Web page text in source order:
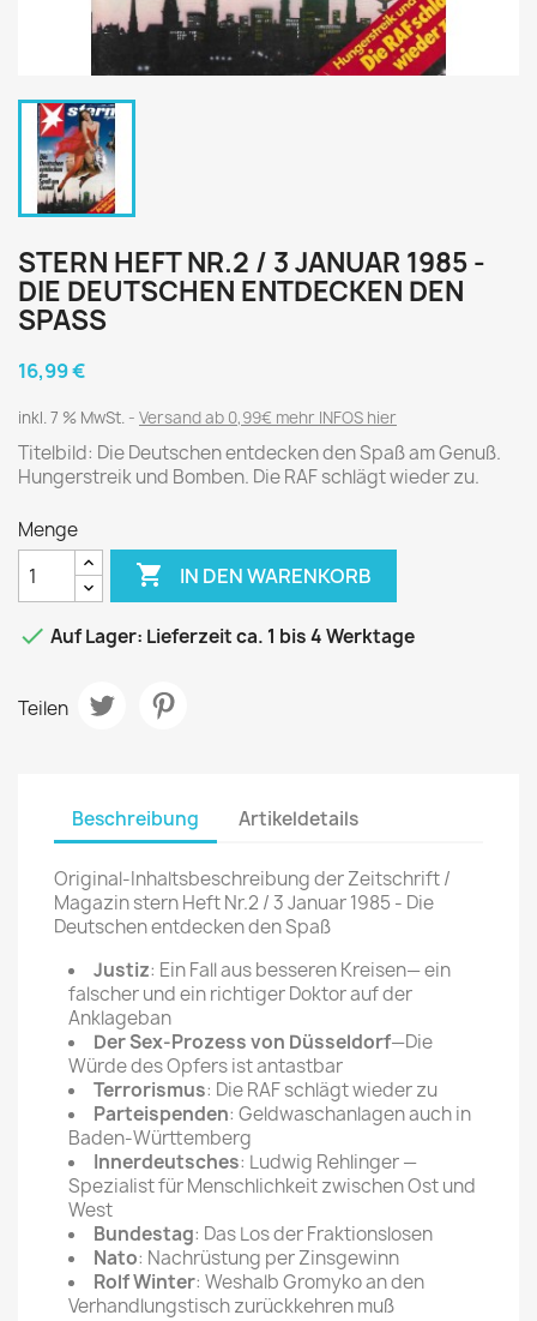
STERN HEFT NR.2 / 3 JANUAR 1985 -
DIE DEUTSCHEN ENTDECKEN DEN
SPASS
16,99 €
inkl. 7 % MwSt. Versand ab 0,99€ mehr INFOS hier
Titelbild: Die Deutschen entdecken den Spaß am Genuß.
Hungerstreik und Bomben. Die RAF schlägt wieder zu.
Menge
 IN DEN WARENKORB
 Auf Lager: Lieferzeit ca. 1 bis 4 Werktage
Teilen
Beschreibung Artikeldetails
Original-Inhaltsbeschreibung der Zeitschrift /
Magazin stern Heft Nr.2 / 3 Januar 1985 - Die
Deutschen entdecken den Spaß
Justiz: Ein Fall aus besseren Kreisen— ein
falscher und ein richtiger Doktor auf der
Anklageban
Der Sex-Prozess von Düsseldorf—Die
Würde des Opfers ist antastbar
Terrorismus: Die RAF schlägt wieder zu
Parteispenden: Geldwaschanlagen auch in
Baden-Württemberg
Innerdeutsches: Ludwig Rehlinger —
Spezialist für Menschlichkeit zwischen Ost und
West
Bundestag: Das Los der Fraktionslosen
Nato: Nachrüstung per Zinsgewinn
Rolf Winter: Weshalb Gromyko an den
Verhandlungstisch zurückkehren muß